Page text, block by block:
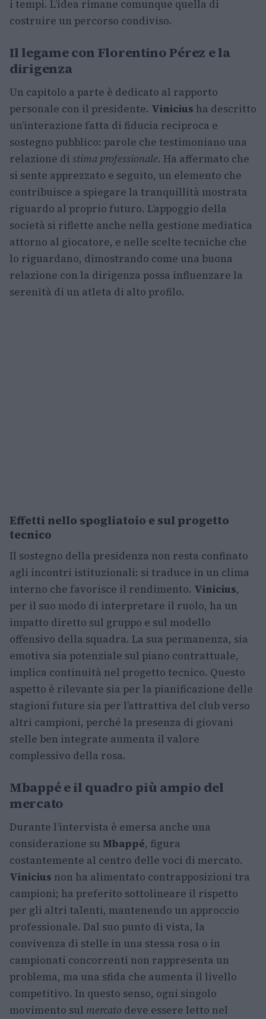
i tempi. L’idea rimane comunque quella di
costruire un percorso condiviso.
Il legame con Florentino Pérez e la
dirigenza
Un capitolo a parte è dedicato al rapporto
personale con il presidente. Vinicius ha descritto
un’interazione fatta di fiducia reciproca e
sostegno pubblico: parole che testimoniano una
relazione di stima professionale. Ha affermato che
si sente apprezzato e seguito, un elemento che
contribuisce a spiegare la tranquillità mostrata
riguardo al proprio futuro. L’appoggio della
società si riflette anche nella gestione mediatica
attorno al giocatore, e nelle scelte tecniche che
lo riguardano, dimostrando come una buona
relazione con la dirigenza possa influenzare la
serenità di un atleta di alto profilo.
Effetti nello spogliatoio e sul progetto
tecnico
Il sostegno della presidenza non resta confinato
agli incontri istituzionali: si traduce in un clima
interno che favorisce il rendimento. Vinicius,
per il suo modo di interpretare il ruolo, ha un
impatto diretto sul gruppo e sul modello
offensivo della squadra. La sua permanenza, sia
emotiva sia potenziale sul piano contrattuale,
implica continuità nel progetto tecnico. Questo
aspetto è rilevante sia per la pianificazione delle
stagioni future sia per l’attrattiva del club verso
altri campioni, perché la presenza di giovani
stelle ben integrate aumenta il valore
complessivo della rosa.
Mbappé e il quadro più ampio del
mercato
Durante l’intervista è emersa anche una
considerazione su Mbappé, figura
costantemente al centro delle voci di mercato.
Vinicius non ha alimentato contrapposizioni tra
campioni; ha preferito sottolineare il rispetto
per gli altri talenti, mantenendo un approccio
professionale. Dal suo punto di vista, la
convivenza di stelle in una stessa rosa o in
campionati concorrenti non rappresenta un
problema, ma una sfida che aumenta il livello
competitivo. In questo senso, ogni singolo
movimento sul mercato deve essere letto nel